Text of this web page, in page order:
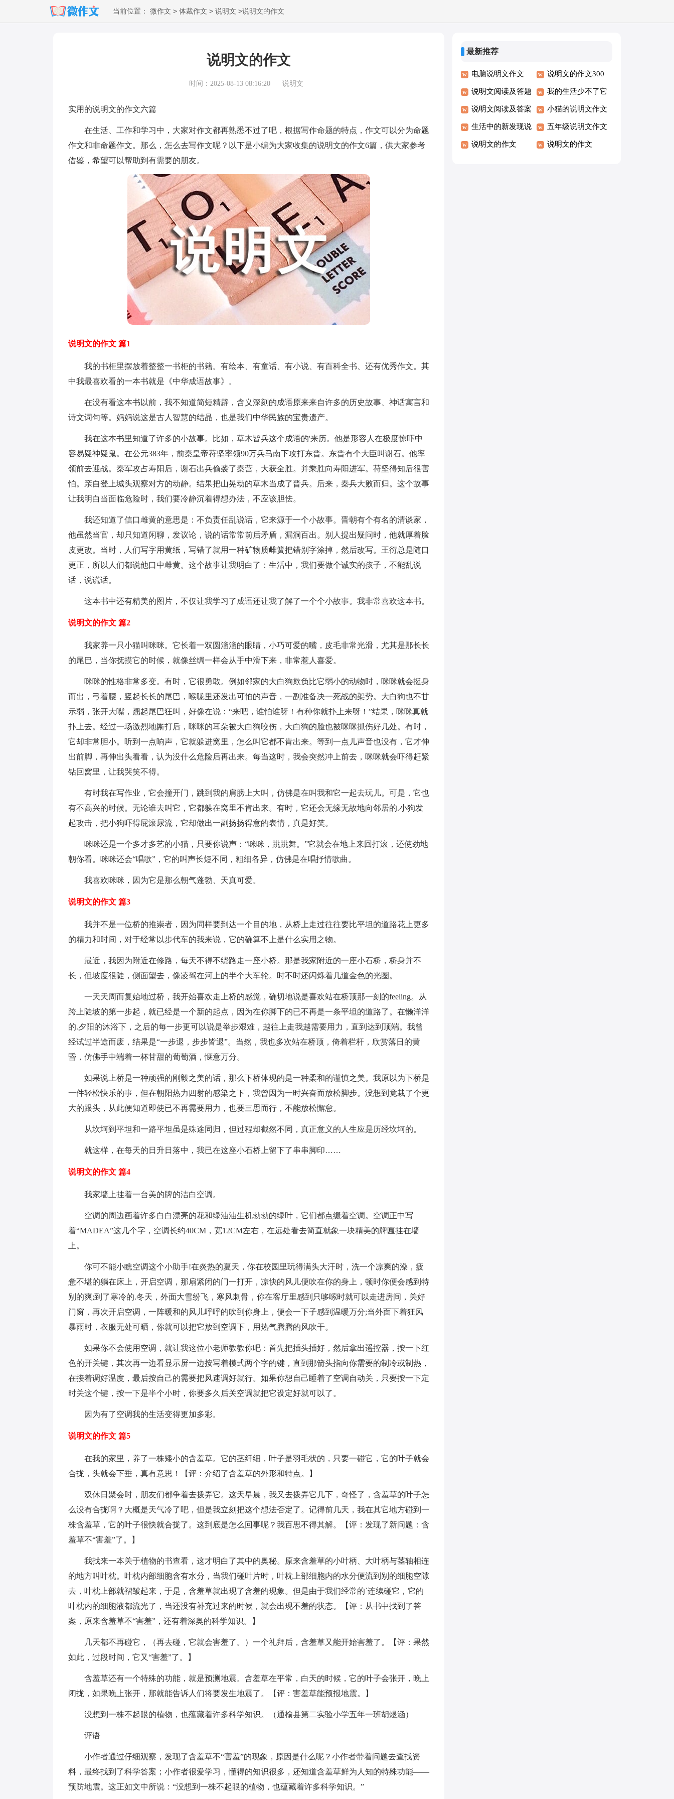
当前位置： 微作文 > 体裁作文 > 说明文 >说明文的作文
说明文的作文
时间：2025-08-13 08:16:20 说明文
实用的说明文的作文六篇
在生活、工作和学习中，大家对作文都再熟悉不过了吧，根据写作命题的特点，作文可以分为命题
作文和非命题作文。那么，怎么去写作文呢？以下是小编为大家收集的说明文的作文6篇，供大家参考
借鉴，希望可以帮助到有需要的朋友。
说明文的作文 篇1
我的书柜里摆放着整整一书柜的书籍。有绘本、有童话、有小说、有百科全书、还有优秀作文。其
中我最喜欢看的一本书就是《中华成语故事》。
在没有看这本书以前，我不知道简短精辟，含义深刻的成语原来来自许多的历史故事、神话寓言和
诗文词句等。妈妈说这是古人智慧的结晶，也是我们中华民族的宝贵遗产。
我在这本书里知道了许多的小故事。比如，草木皆兵这个成语的'来历。他是形容人在极度惊吓中
容易疑神疑鬼。在公元383年，前秦皇帝苻坚率领90万兵马南下攻打东晋。东晋有个大臣叫谢石。他率
领前去迎战。秦军攻占寿阳后，谢石出兵偷袭了秦营，大获全胜。并乘胜向寿阳进军。苻坚得知后很害
怕。亲自登上城头观察对方的动静。结果把山晃动的草木当成了晋兵。后来，秦兵大败而归。这个故事
让我明白当面临危险时，我们要冷静沉着得想办法，不应该胆怯。
我还知道了信口雌黄的意思是：不负责任乱说话，它来源于一个小故事。晋朝有个有名的清谈家，
他虽然当官，却只知道闲聊，发议论，说的话常常前后矛盾，漏洞百出。别人提出疑问时，他就厚着脸
皮更改。当时，人们写字用黄纸，写错了就用一种矿物质雌簧把错别字涂掉，然后改写。王衍总是随口
更正，所以人们都说他口中雌黄。这个故事让我明白了：生活中，我们要做个诚实的孩子，不能乱说
话，说谎话。
这本书中还有精美的图片，不仅让我学习了成语还让我了解了一个个小故事。我非常喜欢这本书。
说明文的作文 篇2
我家养一只小猫叫咪咪。它长着一双圆溜溜的眼睛，小巧可爱的嘴，皮毛非常光滑，尤其是那长长
的尾巴，当你抚摸它的时候，就像丝绸一样会从手中滑下来，非常惹人喜爱。
咪咪的性格非常多变。有时，它很勇敢。例如邻家的大白狗欺负比它弱小的动物时，咪咪就会挺身
而出，弓着腰，竖起长长的尾巴，喉咙里还发出可怕的声音，一副准备决一死战的架势。大白狗也不甘
示弱，张开大嘴，翘起尾巴狂叫，好像在说：“来吧，谁怕谁呀！有种你就扑上来呀！”结果，咪咪真就
扑上去。经过一场激烈地厮打后，咪咪的耳朵被大白狗咬伤，大白狗的脸也被咪咪抓伤好几处。有时，
它却非常胆小。听到一点响声，它就躲进窝里，怎么叫它都不肯出来。等到一点儿声音也没有，它才伸
出前脚，再伸出头看看，认为没什么危险后再出来。每当这时，我会突然冲上前去，咪咪就会吓得赶紧
钻回窝里，让我哭笑不得。
有时我在写作业，它会撞开门，跳到我的肩膀上大叫，仿佛是在叫我和它一起去玩儿。可是，它也
有不高兴的时候。无论谁去叫它，它都躲在窝里不肯出来。有时，它还会无缘无故地向邻居的.小狗发
起攻击，把小狗吓得屁滚尿流，它却做出一副扬扬得意的表情，真是好笑。
咪咪还是一个多才多艺的小猫，只要你说声：“咪咪，跳跳舞。”它就会在地上来回打滚，还使劲地
朝你看。咪咪还会“唱歌”，它的叫声长短不同，粗细各异，仿佛是在唱抒情歌曲。
我喜欢咪咪，因为它是那么朝气蓬勃、天真可爱。
说明文的作文 篇3
我并不是一位桥的推崇者，因为同样要到达一个目的地，从桥上走过往往要比平坦的道路花上更多
的精力和时间，对于经常以步代车的我来说，它的确算不上是什么实用之物。
最近，我因为附近在修路，每天不得不绕路走一座小桥。那是我家附近的一座小石桥，桥身并不
长，但坡度很陡，侧面望去，像凌驾在河上的半个大车轮。时不时还闪烁着几道金色的光圈。
一天天周而复始地过桥，我开始喜欢走上桥的感觉，确切地说是喜欢站在桥顶那一刻的feeling。从
跨上陡坡的第一步起，就已经是一个新的起点，因为在你脚下的已不再是一条平坦的道路了。在懒洋洋
的.夕阳的沐浴下，之后的每一步更可以说是举步艰难，越往上走我越需要用力，直到达到顶端。我曾
经试过半途而废，结果是“一步退，步步皆退”。当然，我也多次站在桥顶，倚着栏杆，欣赏落日的黄
昏，仿佛手中端着一杯甘甜的葡萄酒，惬意万分。
如果说上桥是一种顽强的刚毅之美的话，那么下桥体现的是一种柔和的谨慎之美。我原以为下桥是
一件轻松快乐的事，但在朝阳热力四射的感染之下，我曾因为一时兴奋而放松脚步。没想到竟栽了个更
大的跟头，从此便知道即使已不再需要用力，也要三思而行，不能放松懈怠。
从坎坷到平坦和一路平坦虽是殊途同归，但过程却截然不同，真正意义的人生应是历经坎坷的。
就这样，在每天的日升日落中，我已在这座小石桥上留下了串串脚印……
说明文的作文 篇4
我家墙上挂着一台美的牌的洁白空调。
空调的周边画着许多白白漂亮的花和绿油油生机勃勃的绿叶，它们都点缀着空调。空调正中写
着“MADEA”这几个字，空调长约40CM，宽12CM左右，在远处看去简直就象一块精美的牌匾挂在墙
上。
你可不能小瞧空调这个小助手!在炎热的夏天，你在校园里玩得满头大汗时，洗一个凉爽的澡，疲
惫不堪的躺在床上，开启空调，那扇紧闭的门一打开，凉快的风儿便吹在你的身上，顿时你便会感到特
别的爽;到了寒冷的.冬天，外面大雪纷飞，寒风刺骨，你在客厅里感到只哆嗦时就可以走进房间，关好
门窗，再次开启空调，一阵暖和的风儿呼呼的吹到你身上，便会一下子感到温暖万分;当外面下着狂风
暴雨时，衣服无处可晒，你就可以把它放到空调下，用热气腾腾的风吹干。
如果你不会使用空调，就让我这位小老师教教你吧：首先把插头插好，然后拿出遥控器，按一下红
色的开关键，其次再一边看显示屏一边按写着模式两个字的键，直到那箭头指向你需要的制冷或制热，
在接着调好温度，最后按自己的需要把风速调好就行。如果你想自己睡着了空调自动关，只要按一下定
时关这个键，按一下是半个小时，你要多久后关空调就把它设定好就可以了。
因为有了空调我的生活变得更加多彩。
说明文的作文 篇5
在我的家里，养了一株矮小的含羞草。它的茎纤细，叶子是羽毛状的，只要一碰它，它的叶子就会
合拢，头就会下垂，真有意思！【评：介绍了含羞草的外形和特点。】
双休日聚会时，朋友们都争着去拨弄它。这天早晨，我又去拨弄它几下，奇怪了，含羞草的叶子怎
么没有合拢啊？大概是天气冷了吧，但是我立刻把这个想法否定了。记得前几天，我在其它地方碰到一
株含羞草，它的叶子很快就合拢了。这到底是怎么回事呢？我百思不得其解。【评：发现了新问题：含
羞草不“害羞”了。】
我找来一本关于植物的书查看，这才明白了其中的奥秘。原来含羞草的小叶柄、大叶柄与茎轴相连
的地方叫叶枕。叶枕内部细胞含有水分，当我们碰叶片时，叶枕上部细胞内的水分便流到别的细胞空隙
去，叶枕上部就褶皱起来，于是，含羞草就出现了含羞的现象。但是由于我们经常的`连续碰它，它的
叶枕内的细胞液都流光了，当还没有补充过来的时候，就会出现不羞的状态。【评：从书中找到了答
案，原来含羞草不“害羞”，还有着深奥的科学知识。】
几天都不再碰它，（再去碰，它就会害羞了。）一个礼拜后，含羞草又能开始害羞了。【评：果然
如此，过段时间，它又“害羞”了。】
含羞草还有一个特殊的功能，就是预测地震。含羞草在平常，白天的时候，它的叶子会张开，晚上
闭拢，如果晚上张开，那就能告诉人们将要发生地震了。【评：害羞草能预报地震。】
没想到一株不起眼的植物，也蕴藏着许多科学知识。（通榆县第二实验小学五年一班胡煜涵）
评语
小作者通过仔细观察，发现了含羞草不“害羞”的现象，原因是什么呢？小作者带着问题去查找资
料，最终找到了科学答案；小作者很爱学习，懂得的知识很多，还知道含羞草鲜为人知的特殊功能——
预防地震。这正如文中所说：“没想到一株不起眼的植物，也蕴藏着许多科学知识。”
最新推荐
电脑说明文作文 说明文的作文300
字
说明文阅读及答题
技巧
我的生活少不了它
说明文
说明文阅读及答案 小猫的说明文作文
600字
生活中的新发现说
明文
五年级说明文作文
说明文的作文 说明文的作文